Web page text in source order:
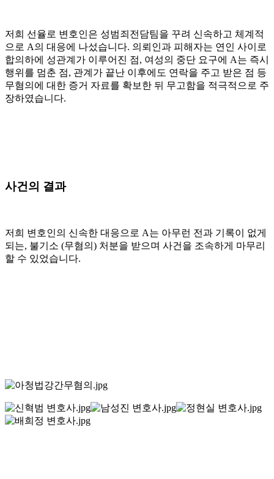
저희 선율로 변호인은 성범죄전담팀을 꾸려 신속하고 체계적
으로 A의 대응에 나섰습니다. 의뢰인과 피해자는 연인 사이로
합의하에 성관계가 이루어진 점, 여성의 중단 요구에 A는 즉시
행위를 멈춘 점, 관계가 끝난 이후에도 연락을 주고 받은 점 등
무혐의에 대한 증거 자료를 확보한 뒤 무고함을 적극적으로 주
장하였습니다.
사건의 결과
저희 변호인의 신속한 대응으로 A는 아무런 전과 기록이 없게
되는, 불기소 (무혐의) 처분을 받으며 사건을 조속하게 마무리
할 수 있었습니다.